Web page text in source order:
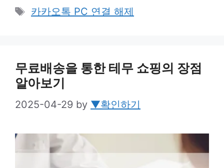
Tags
카카오톡 PC 연결 해제
무료배송을 통한 테무 쇼핑의 장점
알아보기
2025-04-29 by ▼확인하기